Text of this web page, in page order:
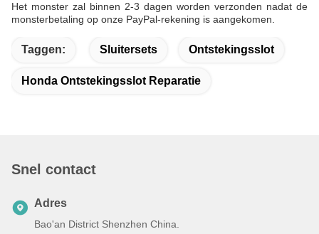
Het monster zal binnen 2-3 dagen worden verzonden nadat de
monsterbetaling op onze PayPal-rekening is aangekomen.
Taggen: Sluitersets Ontstekingsslot
Honda Ontstekingsslot Reparatie
Snel contact
Adres
Bao'an District Shenzhen China.